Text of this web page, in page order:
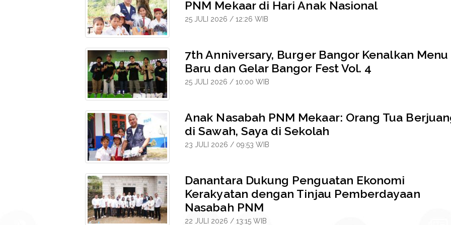
PNM Mekaar di Hari Anak Nasional
25 JULI 2026 / 12:26 WIB
7th Anniversary, Burger Bangor Kenalkan Menu
Baru dan Gelar Bangor Fest Vol. 4
25 JULI 2026 / 10:00 WIB
Anak Nasabah PNM Mekaar: Orang Tua
di Sawah, Saya di Sekolah
23 JULI 2026 / 09:53 WIB
Danantara Dukung Penguatan Ekonomi
Kerakyatan dengan Tinjau Pemberdayaan
Nasabah PNM
22 JULI 2026 / 13:15 WIB